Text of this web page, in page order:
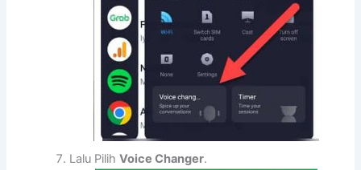
Lalu PilihVoice Changer.